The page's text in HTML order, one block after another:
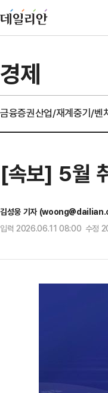
경제
금융증권산업/재계중기/벤
[속보] 5월
김성웅 기자
입력 2026.06.11 08:00 수정